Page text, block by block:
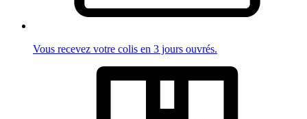
Vous recevez votre colis en 3 jours ouvrés.